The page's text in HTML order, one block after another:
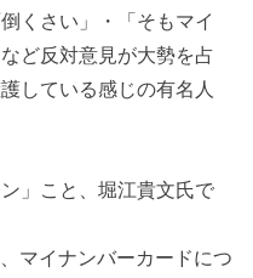
くさい」・「そもマイ
ど反対意見が大勢を占
している感じの有名人
」こと、堀江貴文氏で
マイナンバーカードにつ